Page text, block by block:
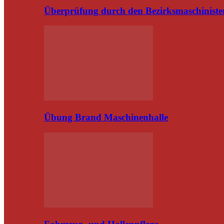
Überprüfung durch den
Übung Brand Maschinenhalle